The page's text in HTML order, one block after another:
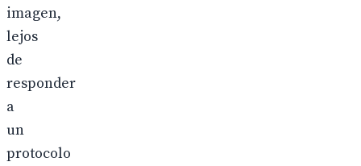
imagen,
lejos
de
responder
a
un
protocolo